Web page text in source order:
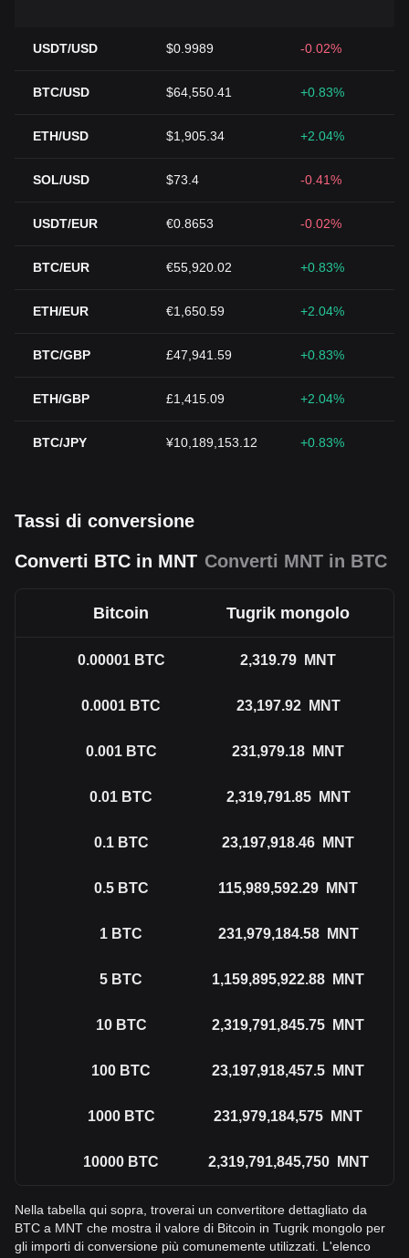
USDT/USD $0.9989 -0.02%
BTC/USD $64,550.41 +0.83%
ETH/USD $1,905.34 +2.04%
SOL/USD $73.4 -0.41%
USDT/EUR €0.8653 -0.02%
BTC/EUR €55,920.02 +0.83%
ETH/EUR €1,650.59 +2.04%
BTC/GBP £47,941.59 +0.83%
ETH/GBP £1,415.09 +2.04%
BTC/JPY ¥10,189,153.12 +0.83%
Tassi di conversione
Converti BTC in MNT Converti MNT in BTC
Bitcoin Tugrik mongolo
0.00001 BTC 2,319.79 MNT
0.0001 BTC 23,197.92 MNT
0.001 BTC 231,979.18 MNT
0.01 BTC 2,319,791.85 MNT
0.1 BTC 23,197,918.46 MNT
0.5 BTC 115,989,592.29 MNT
1 BTC 231,979,184.58 MNT
5 BTC 1,159,895,922.88 MNT
10 BTC 2,319,791,845.75 MNT
100 BTC 23,197,918,457.5 MNT
1000 BTC 231,979,184,575 MNT
10000 BTC 2,319,791,845,750 MNT
Nella tabella qui sopra, troverai un convertitore dettagliato da
BTC a MNT che mostra il valore di Bitcoin in Tugrik mongolo per
gli importi di conversione più comunemente utilizzati. L'elenco